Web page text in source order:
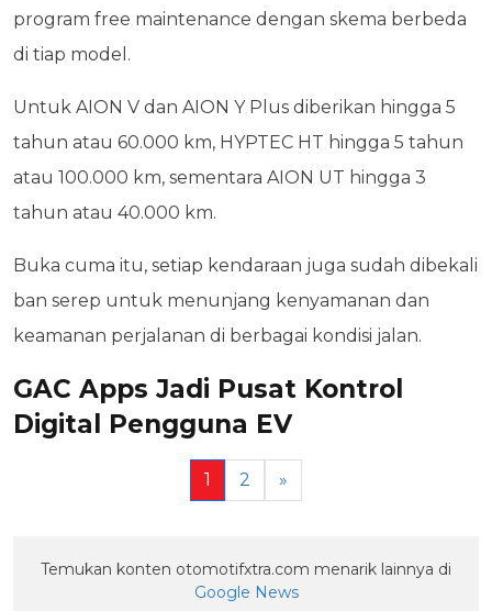
program free maintenance dengan skema berbeda
di tiap model.
Untuk AION V dan AION Y Plus diberikan hingga 5
tahun atau 60.000 km, HYPTEC HT hingga 5 tahun
atau 100.000 km, sementara AION UT hingga 3
tahun atau 40.000 km.
Buka cuma itu, setiap kendaraan juga sudah dibekali
ban serep untuk menunjang kenyamanan dan
keamanan perjalanan di berbagai kondisi jalan.
GAC Apps Jadi Pusat Kontrol
Digital Pengguna EV
1 2 »
Temukan konten otomotifxtra.com menarik lainnya di
Google News